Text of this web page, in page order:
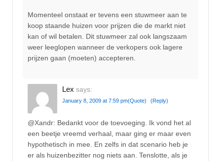
Momenteel onstaat er tevens een stuwmeer aan te
koop staande huizen voor prijzen die de markt niet
kan of wil betalen. Dit stuwmeer zal ook langszaam
weer leeglopen wanneer de verkopers ook lagere
prijzen gaan (moeten) accepteren.
Lex says:
January 8, 2009 at 7:59 pm(Quote) (Reply)
@Xandr: Bedankt voor de toevoeging. Ik vond het al
een beetje vreemd verhaal, maar ging er maar even
hypothetisch in mee. En zelfs in dat scenario heb je
er als huizenbezitter nog niets aan. Tenslotte, als je